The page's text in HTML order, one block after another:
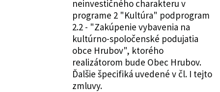
neinvestičného charakteru v
programe 2 "Kultúra" podprogram
2.2 - "Zakúpenie vybavenia na
kultúrno-spoločenské podujatia
obce Hrubov", ktorého
realizátorom bude Obec Hrubov.
Ďalšie špecifiká uvedené v čl. I tejto
zmluvy.